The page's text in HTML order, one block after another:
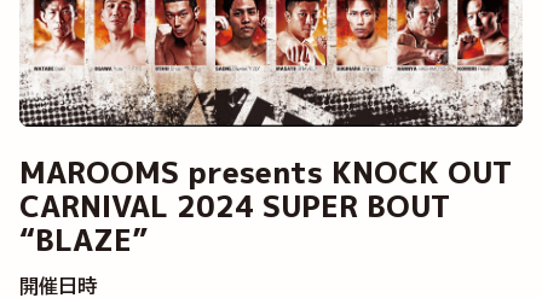
MAROOMS presents KNOCK OUT
CARNIVAL 2024 SUPER BOUT
“BLAZE”
開催日時